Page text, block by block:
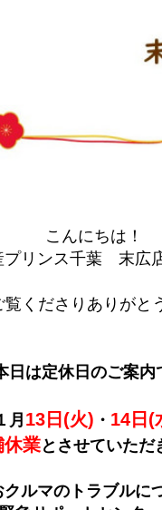
こんにちは！
プリンス千葉 末広
覧くださりありがと
日は定休日のご案内
月 13日(火) ・ 14日(
休業とさせていただ
クルマのトラブルに